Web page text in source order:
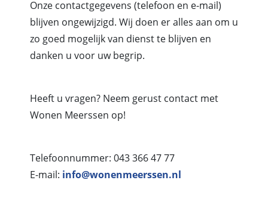
Onze contactgegevens (telefoon en e-mail)
blijven ongewijzigd. Wij doen er alles aan om u
zo goed mogelijk van dienst te blijven en
danken u voor uw begrip.
Heeft u vragen? Neem gerust contact met
Wonen Meerssen op!
Telefoonnummer: 043 366 47 77
E-mail: info@wonenmeerssen.nl